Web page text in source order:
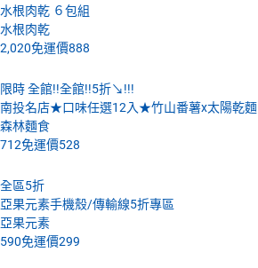
水根肉乾 ６包組
水根肉乾
2,020免運價888
限時 全館!!全館!!5折↘!!!
南投名店★口味任選12入★竹山番薯x太陽乾麵
森林麵食
712免運價528
全區5折
亞果元素手機殼/傳輸線5折專區
亞果元素
590免運價299